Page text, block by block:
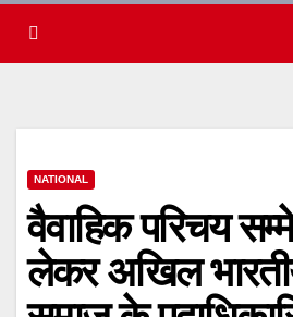
NATIONAL
वैवाहिक परिचय
लेकर अखिल